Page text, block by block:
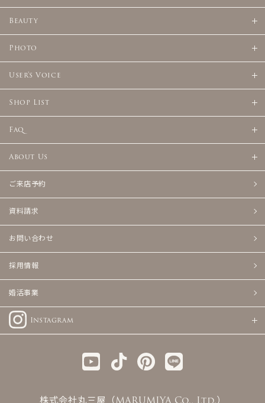
Beauty
Photo
User's Voice
Shop List
Faq
About Us
ご来店予約
資料請求
お問い合わせ
採用情報
婚活事業
Instagram